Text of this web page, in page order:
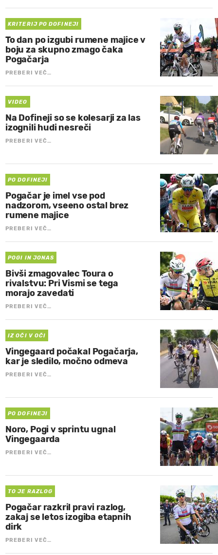
KRITERIJ PO DOFINEJI
To dan po izgubi rumene majice v
boju za skupno zmago čaka
Pogačarja
PREBERI VEČ…
VIDEO
Na Dofineji so se kolesarji za las
izognili hudi nesreči
PREBERI VEČ…
PO DOFINEJI
Pogačar je imel vse pod
nadzorom, vseeno ostal brez
rumene majice
PREBERI VEČ…
POGI IN JONAS
Bivši zmagovalec Toura o
rivalstvu: Pri Vismi se tega
morajo zavedati
PREBERI VEČ…
IZ OČI V OČI
Vingegaard počakal Pogačarja,
kar je sledilo, močno odmeva
PREBERI VEČ…
PO DOFINEJI
Noro, Pogi v sprintu ugnal
Vingegaarda
PREBERI VEČ…
TO JE RAZLOG
Pogačar razkril pravi razlog,
zakaj se letos izogiba etapnih
dirk
PREBERI VEČ…